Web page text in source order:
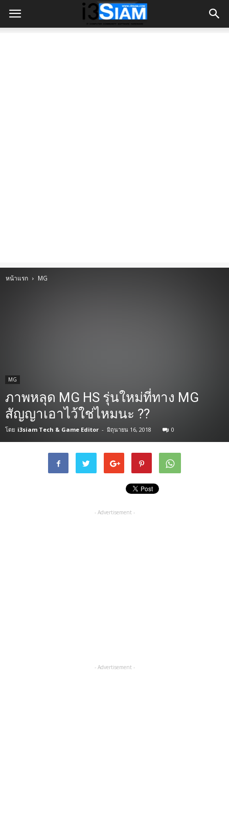
หน้าแรก MG
MG
ภาพหลุด MG HS รุ่นใหม่ที่ทาง MG
สัญญาเอาไว้ใช่ไหมนะ ??
โดย i3siam Tech & Game Editor - มิถุนายน 16, 2018 0
- Advertisement -
- Advertisement -